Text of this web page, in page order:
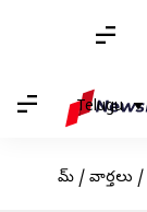
Telugu
హోమ్ / వార్తలు /